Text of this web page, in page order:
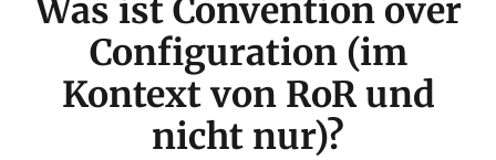
Was ist Convention over
Configuration (im
Kontext von RoR und
nicht nur)?